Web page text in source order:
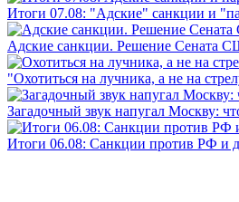
Итоги 07.08: "Адские" санкции и
Адские санкции. Решение Сената
"Охотиться на лучника, а не на
Загадочный звук напугал Москву:
Итоги 06.08: Санкции против РФ и